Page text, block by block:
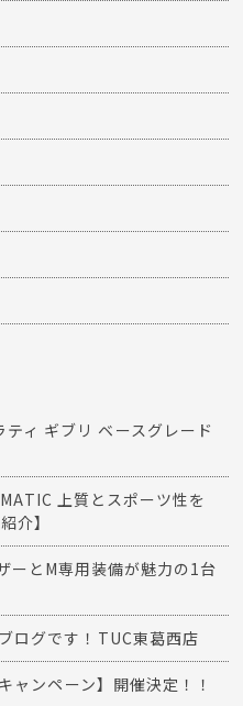
ィ ギブリ ベースグレード
上質とスポーツ性を
介】
とM専用装備が魅力の1台
ログです！TUC東葛西店
ャンペーン】開催決定！！